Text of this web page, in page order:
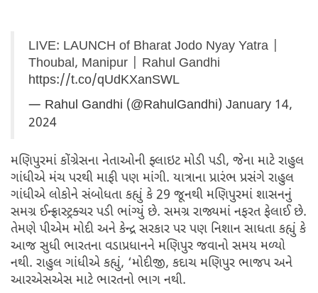
LIVE: LAUNCH of Bharat Jodo Nyay Yatra |
Thoubal, Manipur | Rahul Gandhi
https://t.co/qUdKXanSWL
— Rahul Gandhi (@RahulGandhi) January 14,
2024
મણિપુરમાં કોંગ્રેસના નેતાઓની ફ્લાઇટ મોડી પડી, જેના માટે રાહુલ
ગાંધીએ મંચ પરથી માફી પણ માંગી. યાત્રાના પ્રારંભ પ્રસંગે રાહુલ
ગાંધીએ લોકોને સંબોધતા કહ્યું કે 29 જૂનથી મણિપુરમાં શાસનનું
સમગ્ર ઈન્ફ્રાસ્ટ્રક્ચર પડી ભાંગ્યું છે. સમગ્ર રાજ્યમાં નફરત ફેલાઈ છે.
તેમણે પીએમ મોદી અને કેન્દ્ર સરકાર પર પણ નિશાન સાધતા કહ્યું કે
આજ સુધી ભારતના વડાપ્રધાનને મણિપુર જવાનો સમય મળ્યો
નથી. રાહુલ ગાંધીએ કહ્યું, ‘મોદીજી, કદાચ મણિપુર ભાજપ અને
આરએસએસ માટે ભારતનો ભાગ નથી.